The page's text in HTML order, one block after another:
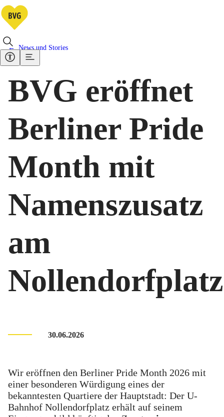
News und Stories
BVG eröffnet
Berliner Pride
Month mit
Namenszusatz
am
Nollendorfplatz
30.06.2026
Wir eröffnen den Berliner Pride Month 2026 mit
einer besonderen Würdigung eines der
bekanntesten Quartiere der Hauptstadt: Der U-
Bahnhof Nollendorfplatz erhält auf seinem